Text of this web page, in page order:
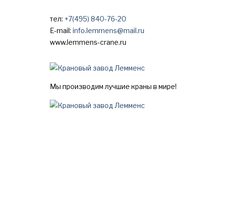
тел: +7(495) 840-76-20
E-mail: info.lemmens@mail.ru
www.lemmens-crane.ru
Мы производим лучшие краны в мире!